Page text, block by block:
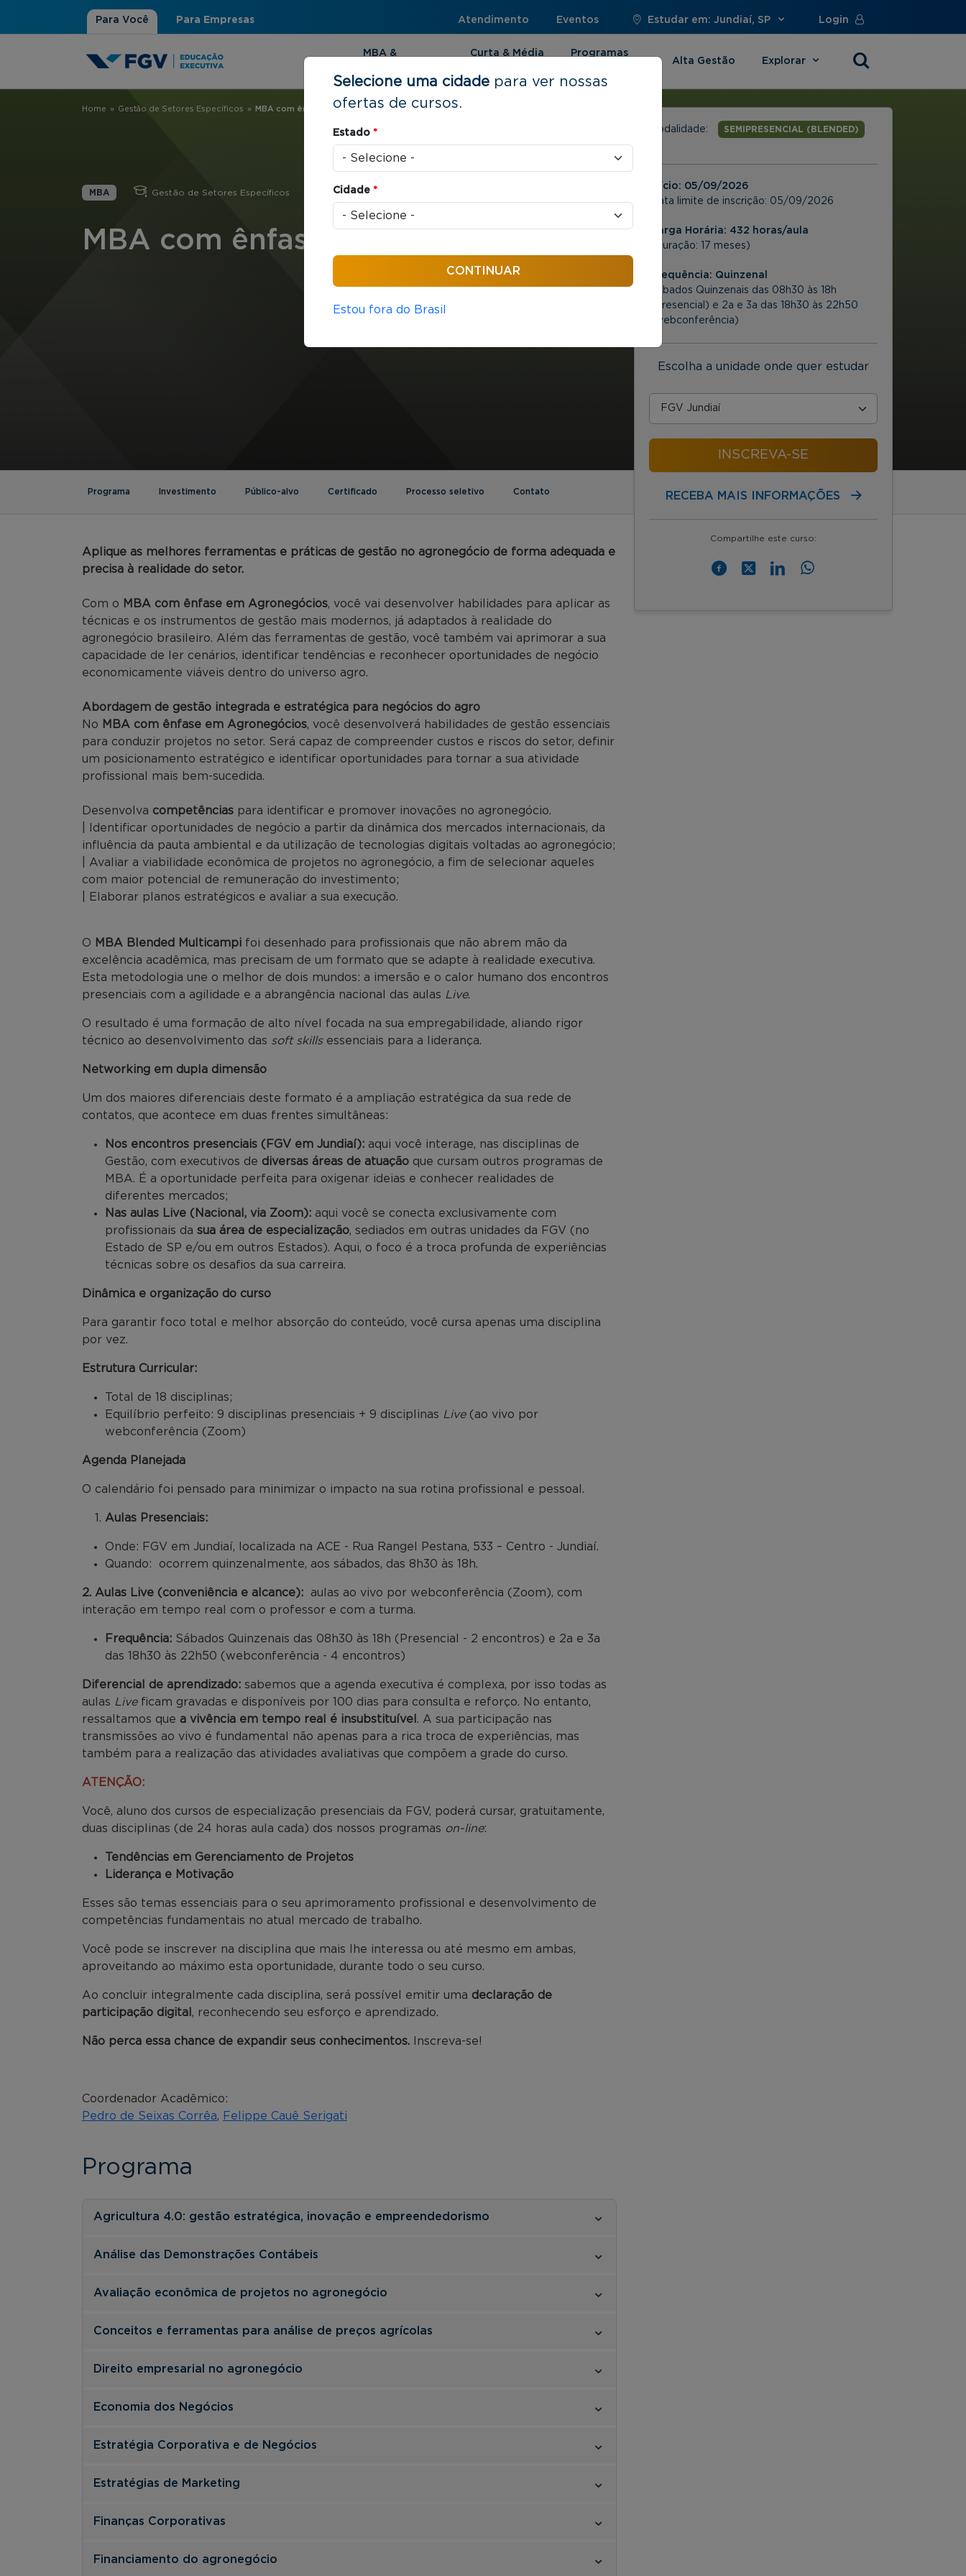
Para Você Para Empresas Atendimento Eventos Estudar em: Jundiaí, SP Login
MBA &
Curta & Média
Programas
Alta Gestão Explorar
Modalidade: SEMIPRESENCIAL (BLENDED)
Início: 05/09/2026
Data limite de inscrição: 05/09/2026
Carga Horária: 432 horas/aula
(Duração: 17 meses)
Frequência: Quinzenal
Sábados Quinzenais das 08h30 às 18h
(Presencial) e 2a e 3a das 18h30 às 22h50
(webconferência)
Escolha a unidade onde quer estudar
INSCREVA-SE
RECEBA MAIS INFORMAÇÕES
Compartilhe este curso:
Você está aqui
Home » Gestão de Setores Específicos » MBA com ênfase em Agronegócios
MBA Gestão de Setores Específicos 432 horas / aula
MBA com ênfase em Agronegócios
Programa Investimento Público-alvo Certificado Processo seletivo Contato
Aplique as melhores ferramentas e práticas de gestão no agronegócio de forma adequada e
precisa à realidade do setor.
Com o MBA com ênfase em Agronegócios, você vai desenvolver habilidades para aplicar as
técnicas e os instrumentos de gestão mais modernos, já adaptados à realidade do
agronegócio brasileiro. Além das ferramentas de gestão, você também vai aprimorar a sua
capacidade de ler cenários, identificar tendências e reconhecer oportunidades de negócio
economicamente viáveis dentro do universo agro.
Abordagem de gestão integrada e estratégica para negócios do agro
No MBA com ênfase em Agronegócios, você desenvolverá habilidades de gestão essenciais
para conduzir projetos no setor. Será capaz de compreender custos e riscos do setor, definir
um posicionamento estratégico e identificar oportunidades para tornar a sua atividade
profissional mais bem-sucedida.
Desenvolva competências para identificar e promover inovações no agronegócio.
dentificar oportunidades de negócio a partir da dinâmica dos mercados internacionais, da
influência da pauta ambiental e da utilização de tecnologias digitais voltadas ao agronegócio;
| Avaliar a viabilidade econômica de projetos no agronegócio, a fim de selecionar aqueles
com maior potencial de remuneração do investimento;
| E laborar planos estratégicos e avaliar a sua execução.
O MBA Blended Multicampi foi desenhado para profissionais que não abrem mão da
excelência acadêmica, mas precisam de um formato que se adapte à realidade executiva.
Esta metodologia une o melhor de dois mundos: a imersão e o calor humano dos encontros
presenciais com a agilidade e a abrangência nacional das aulas Live.
O resultado é uma formação de alto nível focada na sua empregabilidade, aliando rigor
técnico ao desenvolvimento das soft skillsessenciais para a liderança.
Networking em dupla dimensão
Um dos maiores diferenciais deste formato é a ampliação estratégica da sua rede de
contatos, que acontece em duas frentes simultâneas:
Nos encontros presenciais (FGV em Jundiaí): aqui você interage, nas disciplinas de
Gestão, com executivos de diversas áreas de atuação que cursam outros programas de
MBA. É a oportunidade perfeita para oxigenar ideias e conhecer realidades de
diferentes mercados;
Nas aulas Live (Nacional, via Zoom): aqui você se conecta exclusivamente com
profissionais da sua área de especialização, sediados em outras unidades da FGV (no
Estado de SP e/ou em outros Estados). Aqui, o foco é a troca profunda de experiências
técnicas sobre os desafios da sua carreira.
Dinâmica e organização do curso
Para garantir foco total e melhor absorção do conteúdo, você cursa apenas uma disciplina
por vez.
Estrutura Curricular:
Total de 18 disciplinas;
Equilíbrio perfeito: 9 disciplinas presenciais + 9 disciplinas Live(ao vivo por
webconferência (Zoom)
Agenda Planejada
O calendário foi pensado para minimizar o impacto na sua rotina profissional e pessoal.
Aulas Presenciais:
Onde: FGV em Jundiaí, localizada na ACE - Rua Rangel Pestana, 533 – Centro - Jundiaí.
Quando: ocorrem quinzenalmente, aos sábados, das 8h30 às 18h.
2. Aulas Live (conveniência e alcance):
aulas ao vivo por webconferência (Zoom), com
interação em tempo real com o professor e com a turma.
Frequência: Sábados Quinzenais das 08h30 às 18h (Presencial - 2 encontros) e 2a e 3a
das 18h30 às 22h50 (webconferência - 4 encontros)
Diferencial de aprendizado: sabemos que a agenda executiva é complexa, por isso todas as
aulas Liveficam gravadas e disponíveis por 100 dias para consulta e reforço. No entanto,
ressaltamos que a vivência em tempo real é insubstituível . A sua participação nas
transmissões ao vivo é fundamental não apenas para a rica troca de experiências, mas
também para a realização das atividades avaliativas que compõem a grade do curso.
ATENÇÃO:
Você, aluno dos cursos de especialização presenciais da FGV, poderá cursar, gratuitamente,
duas disciplinas (de 24 horas aula cada) dos nossos programas on-line:
Tendências em Gerenciamento de Projetos
Liderança e Motivação
Esses são temas essenciais para o seu aprimoramento profissional e desenvolvimento de
competências fundamentais no atual mercado de trabalho.
Você pode se inscrever na disciplina que mais lhe interessa ou até mesmo em ambas,
aproveitando ao máximo esta oportunidade, durante todo o seu curso.
Ao concluir integralmente cada disciplina, será possível emitir uma declaração de
participação digital , reconhecendo seu esforço e aprendizado.
Não perca essa chance de expandir seus conhecimentos. Inscreva-se!
Coordenador Acadêmico:
Pedro de Seixas Corrêa, Felippe Cauê Serigati
Programa
Agricultura 4.0: gestão estratégica, inovação e empreendedorismo
Análise das Demonstrações Contábeis
Avaliação econômica de projetos no agronegócio
Conceitos e ferramentas para análise de preços agrícolas
Direito empresarial no agronegócio
Economia dos Negócios
Estratégia Corporativa e de Negócios
Estratégias de Marketing
Finanças Corporativas
Financiamento do agronegócio
Selecione uma cidade para ver nossas
ofertas de cursos.
Estado *
Cidade *
Estou fora do Brasil